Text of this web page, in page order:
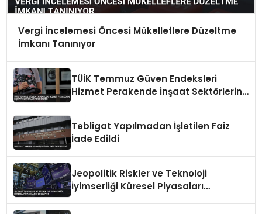
Vergi İncelemesi Öncesi Mükelleflere Düzeltme
İmkanı Tanınıyor
TÜİK Temmuz Güven Endeksleri
Hizmet Perakende İnşaat Sektörlerini
Tebligat Yapılmadan İşletilen Faiz
İade Edildi
Jeopolitik Riskler ve Teknoloji
İyimserliği Küresel Piyasaları